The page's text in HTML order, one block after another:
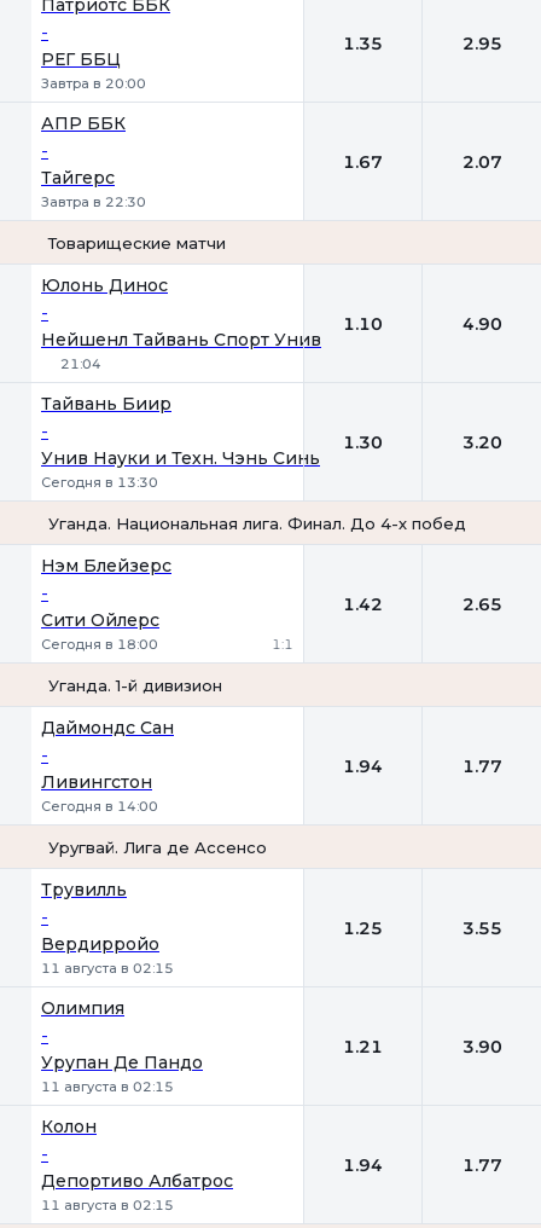
Патриотс ББК
-
РЕГ ББЦ
Завтра в 20:00
1.35 2.95
АПР ББК
-
Тайгерс
Завтра в 22:30
1.67 2.07
Товарищеские матчи
Юлонь Динос
-
Нейшенл Тайвань Спорт Унив
21:04
1.10 4.90
Тайвань Биир
-
Унив Науки и Техн. Чэнь Синь
Сегодня в 13:30
1.30 3.20
Уганда. Национальная лига. Финал. До 4-х побед
Нэм Блейзерс
-
Сити Ойлерс
Сегодня в 18:00 1:1
1.42 2.65
Уганда. 1-й дивизион
Даймондс Сан
-
Ливингстон
Сегодня в 14:00
1.94 1.77
Уругвай. Лига де Ассенсо
Трувилль
-
Вердирройо
11 августа в 02:15
1.25 3.55
Олимпия
-
Урупан Де Пандо
11 августа в 02:15
1.21 3.90
Колон
-
Депортиво Албатрос
11 августа в 02:15
1.94 1.77